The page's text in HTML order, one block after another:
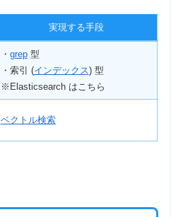
実現する手段
・ grep型
・索引 (インデックス) 型
※Elasticsearch はこちら
ベクトル検索